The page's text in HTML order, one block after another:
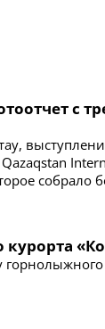
с
собрало